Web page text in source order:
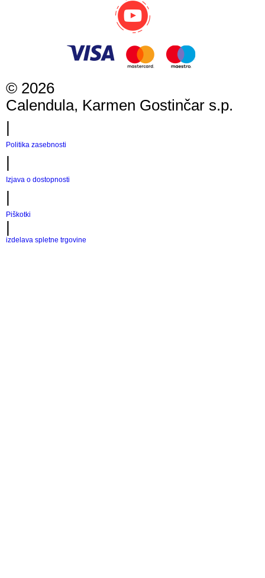
© 2026
Calendula, Karmen Gostinčar s.p.
Politika zasebnosti
Izjava o dostopnosti
Piškotki
izdelava spletne trgovine